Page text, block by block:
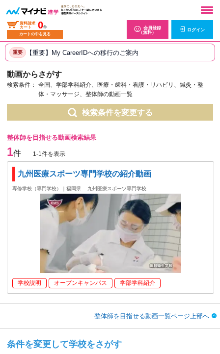
資料請求
カート
0件
カートの中を見る
会員登録
（無料）
ログイン
重要 【重要】My CareerIDへの移行のご案内
動画からさがす
検索条件：
全国、学部学科紹介、医療・歯科・看護・リハビリ、鍼灸・整
体・マッサージ、整体師の動画一覧
検索条件を変更する
整体師を目指せる動画検索結果
1件 1-1件を表示
九州医療スポーツ専門学校の紹介動画
専修学校（専門学校）｜福岡県 九州医療スポーツ専門学校
学校説明 オープンキャンパス 学部学科紹介
整体師を目指せる動画一覧ページ上部へ
条件を変更して学校をさがす